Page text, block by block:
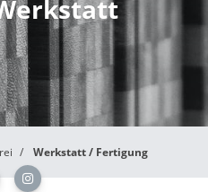
Werkstatt / Fertigung